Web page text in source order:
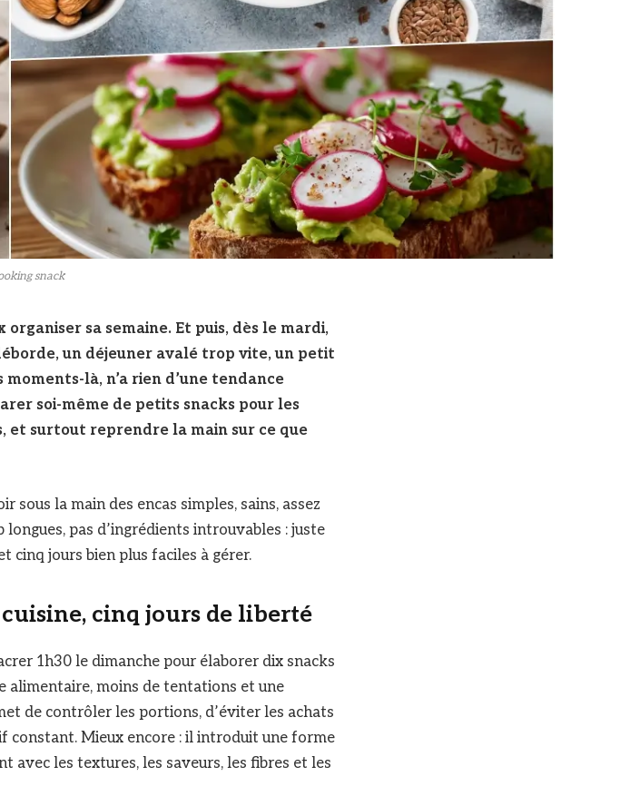
snack
organiser sa semaine. Et puis, dès le mardi,
un déjeuner avalé trop vite, un petit
là, n’a rien d’une tendance
soi-même de petits snacks pour les
et surtout reprendre la main sur ce que
sous la main des encas simples, sains, assez
pas d’ingrédients introuvables : juste
cinq jours bien plus faciles à gérer.
cuisine, cinq jours de liberté
1h30 le dimanche pour élaborer dix snacks
alimentaire, moins de tentations et une
de contrôler les portions, d’éviter les achats
Mieux encore : il introduit une forme
avec les textures, les saveurs, les fibres et les